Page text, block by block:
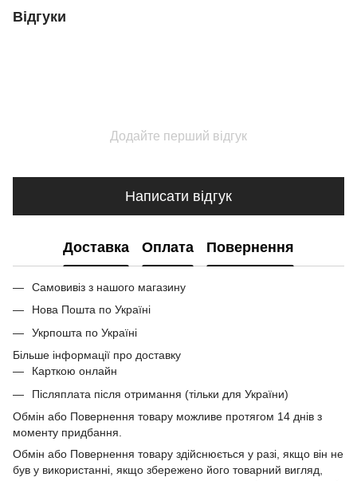
Відгуки
Додайте перший відгук
Написати відгук
Доставка Оплата Повернення
Самовивіз з нашого магазину
Нова Пошта по Україні
Укрпошта по Україні
Більше інформації про доставку
Карткою онлайн
Післяплата після отримання (тільки для України)
Обмін або Повернення товару можливе протягом 14 днів з
моменту придбання.
Обмін або Повернення товару здійснюється у разі, якщо він не
був у використанні, якщо збережено його товарний вигляд,